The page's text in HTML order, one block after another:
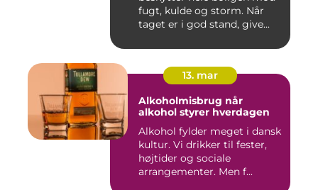
fugt, kulde og storm. Når
taget er i god stand, give...
13. mar
Alkoholmisbrug når
alkohol styrer hverdagen
Alkohol fylder meget i dansk
kultur. Vi drikker til fester,
højtider og sociale
arrangementer. Men f...